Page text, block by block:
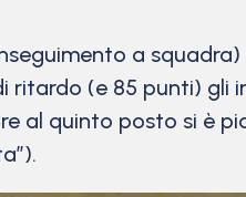
a
ritardo (e 85 punti) gli
al quinto posto si è